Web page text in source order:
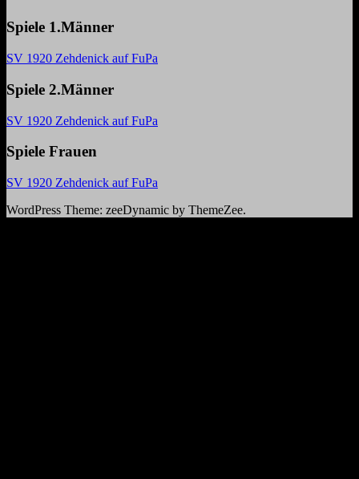
Spiele 1.Männer
SV 1920 Zehdenick auf FuPa
Spiele 2.Männer
SV 1920 Zehdenick auf FuPa
Spiele Frauen
SV 1920 Zehdenick auf FuPa
WordPress Theme: zeeDynamic by ThemeZee.